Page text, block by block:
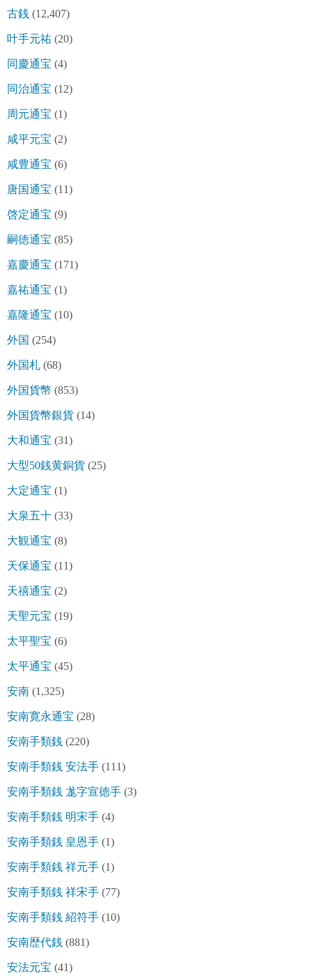
古銭 (12,407)
叶手元祐 (20)
同慶通宝 (4)
同治通宝 (12)
周元通宝 (1)
咸平元宝 (2)
咸豊通宝 (6)
唐国通宝 (11)
啓定通宝 (9)
嗣徳通宝 (85)
嘉慶通宝 (171)
嘉祐通宝 (1)
嘉隆通宝 (10)
外国 (254)
外国札 (68)
外国貨幣 (853)
外国貨幣銀貨 (14)
大和通宝 (31)
大型50銭黄銅貨 (25)
大定通宝 (1)
大泉五十 (33)
大観通宝 (8)
天保通宝 (11)
天禧通宝 (2)
天聖元宝 (19)
太平聖宝 (6)
太平通宝 (45)
安南 (1,325)
安南寛永通宝 (28)
安南手類銭 (220)
安南手類銭 安法手 (111)
安南手類銭 尨字宣徳手 (3)
安南手類銭 明宋手 (4)
安南手類銭 皇恩手 (1)
安南手類銭 祥元手 (1)
安南手類銭 祥宋手 (77)
安南手類銭 紹符手 (10)
安南歴代銭 (881)
安法元宝 (41)